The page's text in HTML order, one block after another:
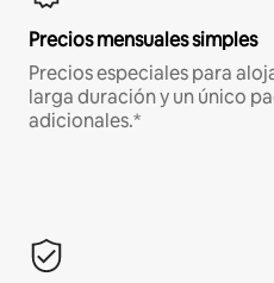
Precios mensuales simples
Precios especiales para
larga duración y un único
adicionales.*